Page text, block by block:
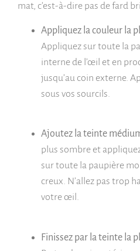
mat, c’est-à-dire pas de fard
Appliquez la couleur la
Appliquez sur toute la
interne de l’œil et en
jusqu’au coin externe.
sous vos sourcils.
Ajoutez la teinte
plus sombre et
sur toute la paupière
creux. N’allez pas trop
votre œil.
Finissez par la teinte la